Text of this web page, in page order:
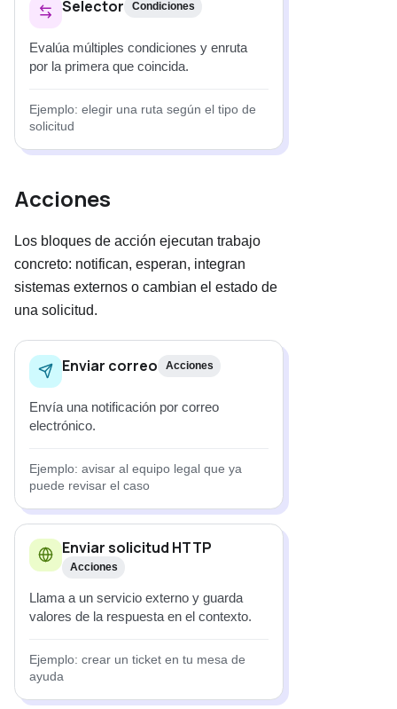
Selector Condiciones
Evalúa múltiples condiciones y enruta
por la primera que coincida.
Ejemplo: elegir una ruta según el tipo de
solicitud
Acciones
Los bloques de acción ejecutan trabajo
concreto: notifican, esperan, integran
sistemas externos o cambian el estado de
una solicitud.
Enviar correo Acciones
Envía una notificación por correo
electrónico.
Ejemplo: avisar al equipo legal que ya
puede revisar el caso
Enviar solicitud HTTP
Acciones
Llama a un servicio externo y guarda
valores de la respuesta en el contexto.
Ejemplo: crear un ticket en tu mesa de
ayuda